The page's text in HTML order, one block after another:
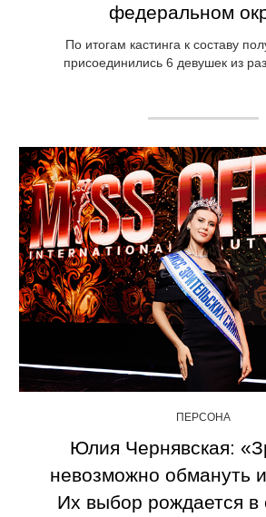
федеральном
По итогам кастинга к составу
присоединились 6 девушек из
ПЕРСОНА
Юлия Чернявская:
невозможно обмануть
Их выбор рождается в